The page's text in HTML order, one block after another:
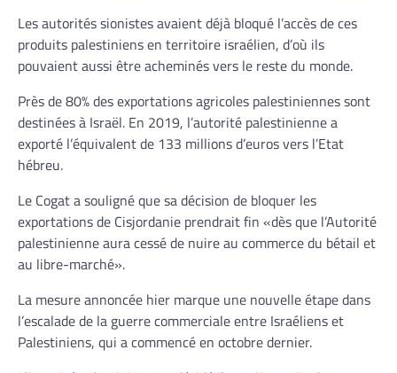
Les autorités sionistes avaient déjà bloqué l’accès de ces
produits palestiniens en territoire israélien, d’où ils
pouvaient aussi être acheminés vers le reste du monde.
Près de 80% des exportations agricoles palestiniennes sont
destinées à Israël. En 2019, l’autorité palestinienne a
exporté l’équivalent de 133 millions d’euros vers l’Etat
hébreu.
Le Cogat a souligné que sa décision de bloquer les
exportations de Cisjordanie prendrait fin «dès que l’Autorité
palestinienne aura cessé de nuire au commerce du bétail et
au libre-marché».
La mesure annoncée hier marque une nouvelle étape dans
l’escalade de la guerre commerciale entre Israéliens et
Palestiniens, qui a commencé en octobre dernier.